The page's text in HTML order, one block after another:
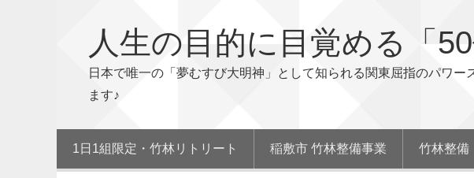
人生の目的に目覚める「
日本で唯一の「夢むすび大明神」として知られる関東屈指のパワ
ます♪
1日1組限定・竹林リトリート 稲敷市 竹林整備事業 竹林整備